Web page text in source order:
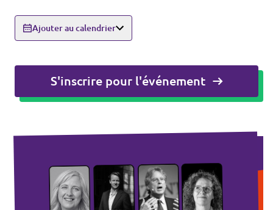
Agenda
Volt FALC
Postes ouverts
Ajouter au calendrier
S'inscrire pour l'événement